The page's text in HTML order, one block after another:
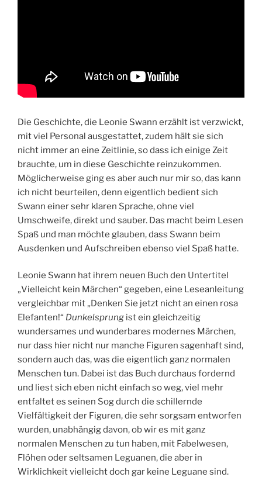
Die Geschichte, die Leonie Swann erzählt ist verzwickt,
mit viel Personal ausgestattet, zudem hält sie sich
nicht immer an eine Zeitlinie, so dass ich einige Zeit
brauchte, um in diese Geschichte reinzukommen.
Möglicherweise ging es aber auch nur mir so, das kann
ich nicht beurteilen, denn eigentlich bedient sich
Swann einer sehr klaren Sprache, ohne viel
Umschweife, direkt und sauber. Das macht beim Lesen
Spaß und man möchte glauben, dass Swann beim
Ausdenken und Aufschreiben ebenso viel Spaß hatte.
Leonie Swann hat ihrem neuen Buch den Untertitel
„Vielleicht kein Märchen“ gegeben, eine Leseanleitung
vergleichbar mit „Denken Sie jetzt nicht an einen rosa
Elefanten!“ Dunkelsprung ist ein gleichzeitig
wundersames und wunderbares modernes Märchen,
nur dass hier nicht nur manche Figuren sagenhaft sind,
sondern auch das, was die eigentlich ganz normalen
Menschen tun. Dabei ist das Buch durchaus fordernd
und liest sich eben nicht einfach so weg, viel mehr
entfaltet es seinen Sog durch die schillernde
Vielfältigkeit der Figuren, die sehr sorgsam entworfen
wurden, unabhängig davon, ob wir es mit ganz
normalen Menschen zu tun haben, mit Fabelwesen,
Flöhen oder seltsamen Leguanen, die aber in
Wirklichkeit vielleicht doch gar keine Leguane sind.